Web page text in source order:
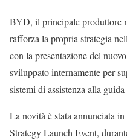
BYD, il principale produttore
rafforza la propria strategia
con la presentazione del
sviluppato internamente per
sistemi di assistenza alla
La novità è stata annunciata
Strategy Launch Event,